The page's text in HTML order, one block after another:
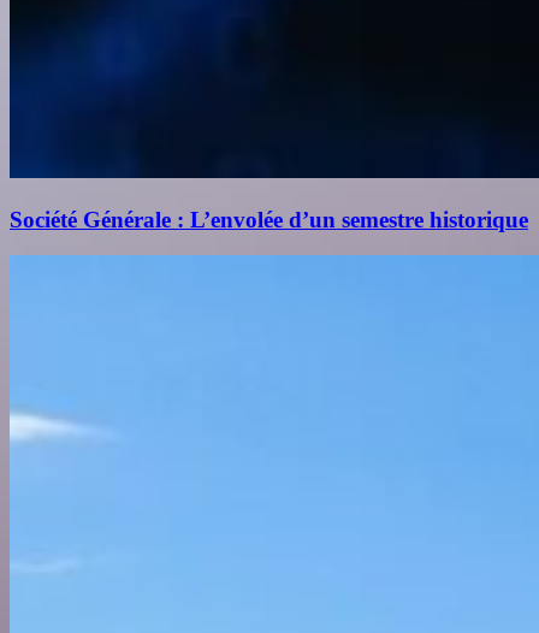
Société Générale : L’envolée d’un semestre historique